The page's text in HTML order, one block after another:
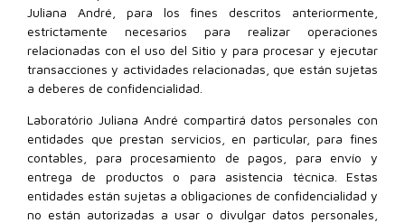
Juliana André, para los fines descritos anteriormente,
estrictamente necesarios para realizar operaciones
relacionadas con el uso del Sitio y para procesar y ejecutar
transacciones y actividades relacionadas, que están sujetas
a deberes de confidencialidad.
Laboratório Juliana André compartirá datos personales con
entidades que prestan servicios, en particular, para fines
contables, para procesamiento de pagos, para envío y
entrega de productos o para asistencia técnica. Estas
entidades están sujetas a obligaciones de confidencialidad y
no están autorizadas a usar o divulgar datos personales,